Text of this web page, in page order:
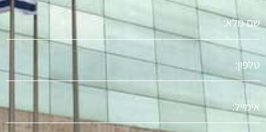
מלא
טלפון
אימייל